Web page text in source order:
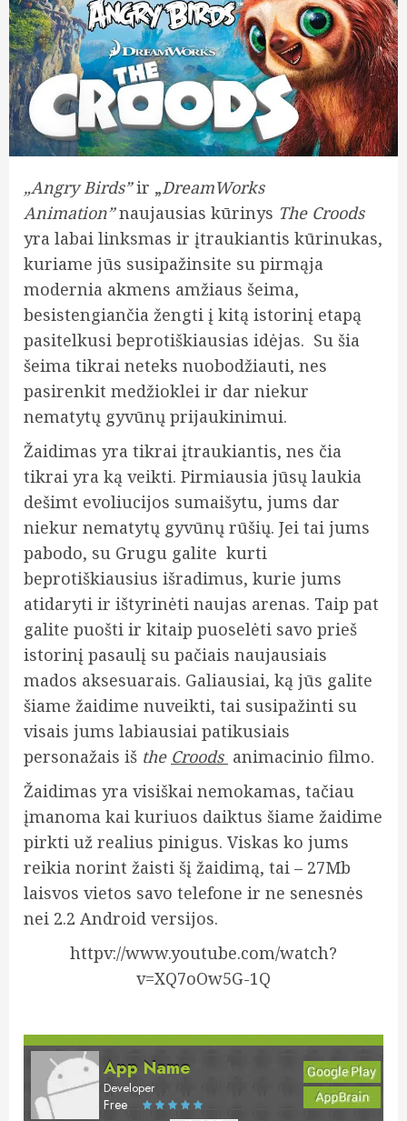
„Angry Birds”ir „DreamWorks
Animation”naujausias kūrinys The Croods
yra labai linksmas ir įtraukiantis kūrinukas,
kuriame jūs susipažinsite su pirmąja
modernia akmens amžiaus šeima,
besistengiančia žengti į kitą istorinį etapą
pasitelkusi beprotiškiausias idėjas. Su šia
šeima tikrai neteks nuobodžiauti, nes
pasirenkit medžioklei ir dar niekur
nematytų gyvūnų prijaukinimui.
Žaidimas yra tikrai įtraukiantis, nes čia
tikrai yra ką veikti. Pirmiausia jūsų laukia
dešimt evoliucijos sumaišytu, jums dar
niekur nematytų gyvūnų rūšių. Jei tai jums
pabodo, su Grugu galite kurti
beprotiškiausius išradimus, kurie jums
atidaryti ir ištyrinėti naujas arenas. Taip pat
galite puošti ir kitaip puoselėti savo prieš
istorinį pasaulį su pačiais naujausiais
mados aksesuarais. Galiausiai, ką jūs galite
šiame žaidime nuveikti, tai susipažinti su
visais jums labiausiai patikusiais
personažais iš the Croods animacinio filmo.
Žaidimas yra visiškai nemokamas, tačiau
įmanoma kai kuriuos daiktus šiame žaidime
pirkti už realius pinigus. Viskas ko jums
reikia norint žaisti šį žaidimą, tai – 27Mb
laisvos vietos savo telefone ir ne senesnės
nei 2.2 Android versijos.
httpv://www.youtube.com/watch?
v=XQ7oOw5G-1Q
App Name
Developer
Free